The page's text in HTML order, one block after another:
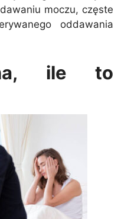
moczu, częste
oddawania
ile to